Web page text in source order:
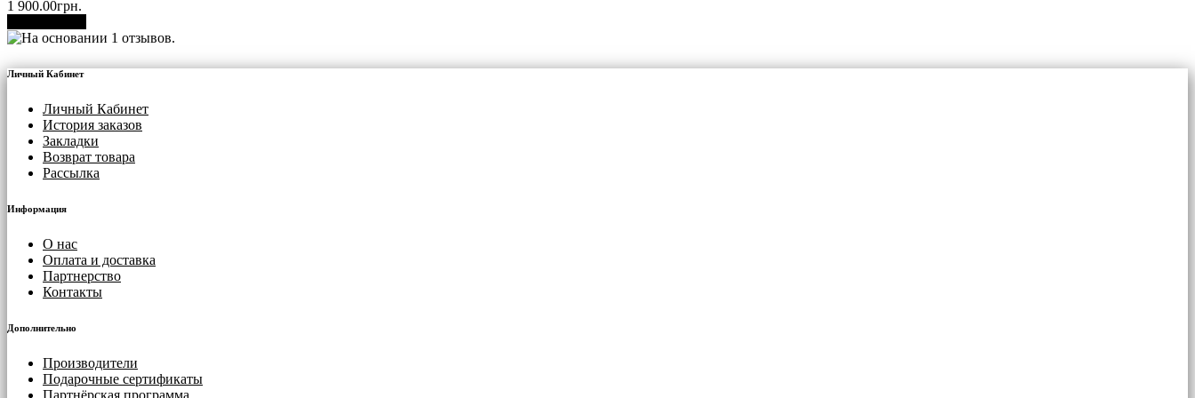
1 900.00грн.
Личный Кабинет
Личный Кабинет
История заказов
Закладки
Возврат товара
Рассылка
Информация
О нас
Оплата и доставка
Партнерство
Контакты
Дополнительно
Производители
Подарочные сертификаты
Партнёрская программа